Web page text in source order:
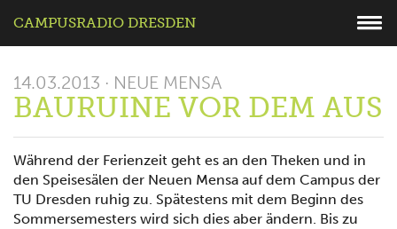
CAMPUSRADIO DRESDEN
14.03.2013 · NEUE MENSA
BAURUINE VOR DEM AUS
Während der Ferienzeit geht es an den Theken und in
den Speisesälen der Neuen Mensa auf dem Campus der
TU Dresden ruhig zu. Spätestens mit dem Beginn des
Sommersemesters wird sich dies aber ändern. Bis zu